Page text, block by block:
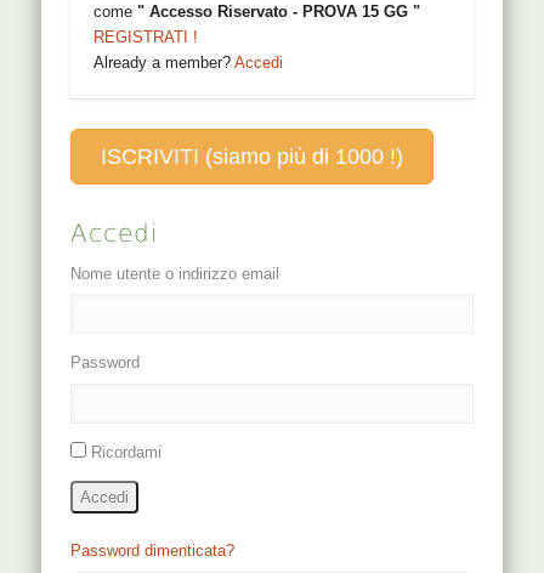
come" Accesso Riservato - PROVA 15 GG "
REGISTRATI !
Already a member?Accedi
ISCRIVITI (siamo più di 1000 !)
Accedi
Nome utente o indirizzo email
Password
Ricordami
Accedi
Password dimenticata?